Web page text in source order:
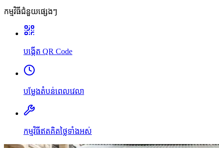
កម្មវិធីជំនួយផ្សេងៗ
បង្កើត QR Code
បម្លែងតំបន់ពេលវេលា
កម្មវិធីឥតគិតថ្លៃទាំងអស់